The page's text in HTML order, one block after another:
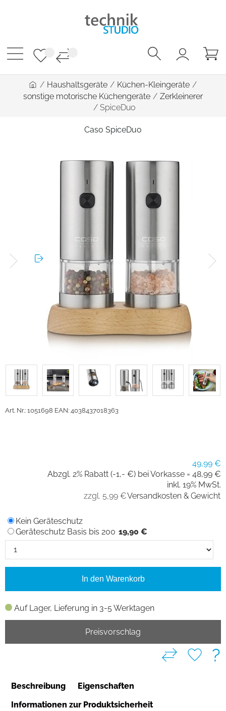
/ Haushaltsgeräte / Küchen-Kleingeräte /
sonstige motorische Küchengeräte / Zerkleinerer
/ SpiceDuo
Caso SpiceDuo
Art. Nr.: 1051698 EAN: 4038437018363
49,99 €
Abzgl. 2% Rabatt (-1,- €) bei Vorkasse = 48,99 €
inkl. 19% MwSt.
zzgl. 5,99 €Versandkosten & Gewicht
Auf Lager, Lieferung in 3-5 Werktagen
Kein Geräteschutz
Geräteschutz Basis bis 200 19,90 €
In den Warenkorb
Preisvorschlag
?
Beschreibung
Eigenschaften
Informationen zur Produktsicherheit